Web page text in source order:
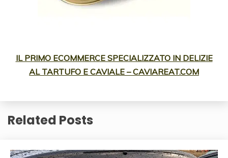
IL PRIMO ECOMMERCE SPECIALIZZATO IN DELIZIE
AL TARTUFO E CAVIALE – CAVIAREAT.COM
Related Posts